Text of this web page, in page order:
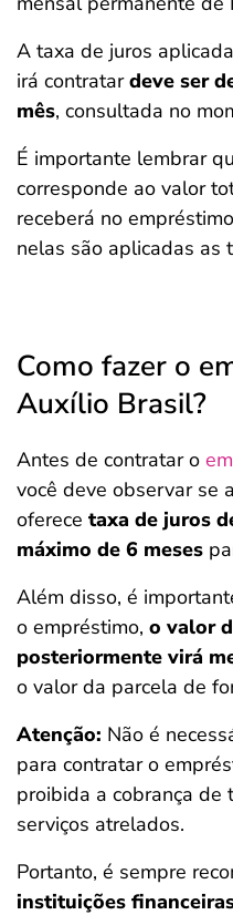
A taxa de juros
irá contratardeve ser
mês, consultada no
É importante lembrar
corresponde ao valor
receberá no
nelas são aplicadas as
Como fazer o
Auxílio Brasil?
Antes de contratar o
você deve observar se
oferece taxa de juros
máximo de 6 meses
Além disso, é
o empréstimo, o valor
posteriormente virá
o valor da parcela de
Atenção: Não é
para contratar o
proibida a cobrança de
serviços atrelados.
Portanto, é sempre
instituições